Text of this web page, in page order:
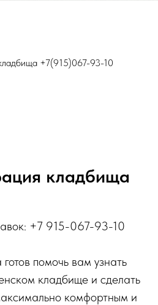
+7(915)067-93-10
кладбища
+7 915-067-93-10
помочь вам узнать
кладбище и сделать
комфортным и